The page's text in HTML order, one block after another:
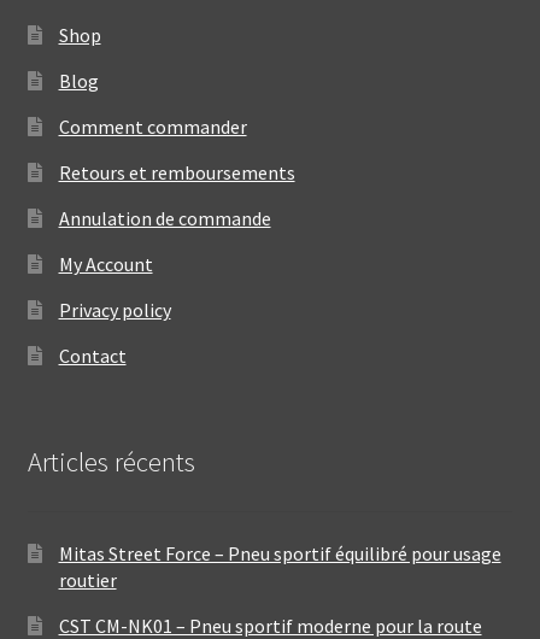
Shop
Blog
Comment commander
Retours et remboursements
Annulation de commande
My Account
Privacy policy
Contact
Articles récents
Mitas Street Force – Pneu sportif équilibré pour usage
routier
CST CM-NK01 – Pneu sportif moderne pour la route